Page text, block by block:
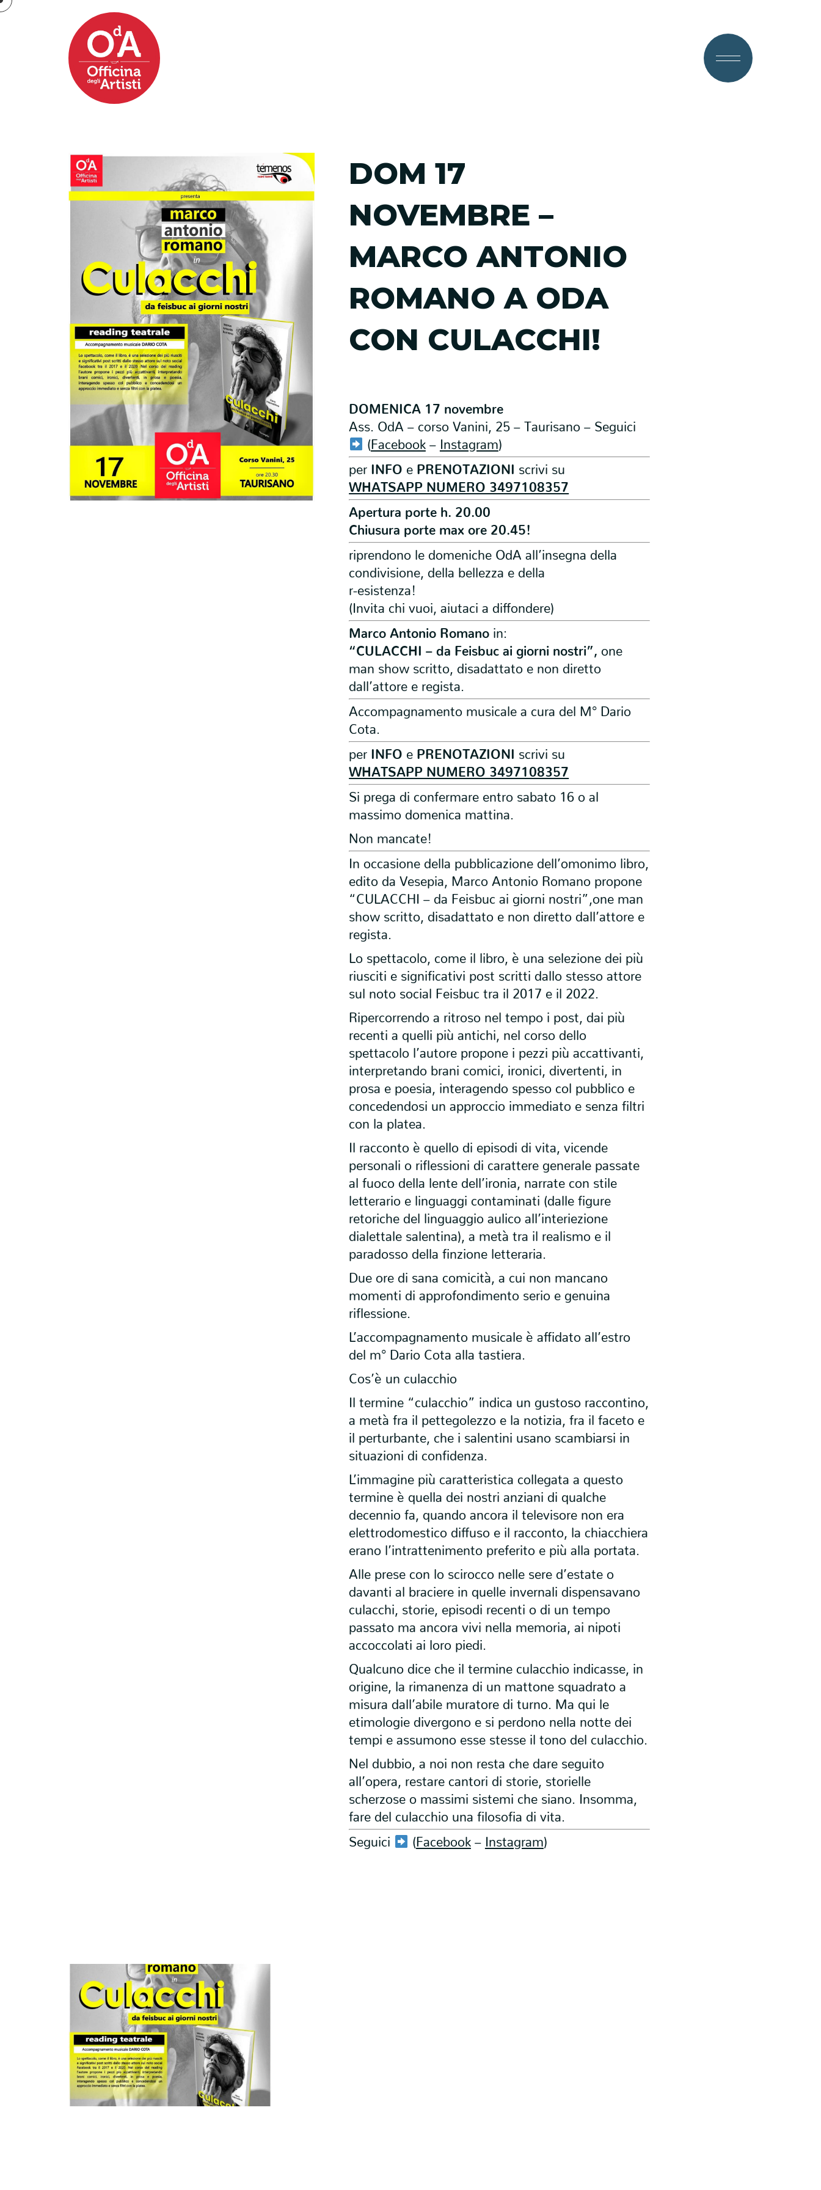
DOM 17
NOVEMBRE –
MARCO ANTONIO
ROMANO A ODA
CON CULACCHI!
DOMENICA 17 novembre
Ass. OdA – corso Vanini, 25 – Taurisano – Seguici
(Facebook– Instagram )
per INFO e PRENOTAZIONI scrivi su
WHATSAPP NUMERO 3497108357
Apertura porte h. 20.00
Chiusura porte max ore 20.45!
riprendono le domeniche OdA all’insegna della
condivisione, della bellezza e della
r-esistenza!
(Invita chi vuoi, aiutaci a diffondere)
Marco Antonio Romano in:
“CULACCHI – da Feisbuc ai giorni nostri”, one
man show scritto, disadattato e non diretto
dall’attore e regista.
Accompagnamento musicale a cura del M° Dario
Cota.
per INFO e PRENOTAZIONI scrivi su
WHATSAPP NUMERO 3497108357
Si prega di confermare entro sabato 16 o al
massimo domenica mattina.
Non mancate!
In occasione della pubblicazione dell’omonimo libro,
edito da Vesepia, Marco Antonio Romano propone
“CULACCHI – da Feisbuc ai giorni nostri”,one man
show scritto, disadattato e non diretto dall’attore e
regista.
Lo spettacolo, come il libro, è una selezione dei più
riusciti e significativi post scritti dallo stesso attore
sul noto social Feisbuc tra il 2017 e il 2022.
Ripercorrendo a ritroso nel tempo i post, dai più
recenti a quelli più antichi, nel corso dello
spettacolo l’autore propone i pezzi più accattivanti,
interpretando brani comici, ironici, divertenti, in
prosa e poesia, interagendo spesso col pubblico e
concedendosi un approccio immediato e senza filtri
con la platea.
Il racconto è quello di episodi di vita, vicende
personali o riflessioni di carattere generale passate
al fuoco della lente dell’ironia, narrate con stile
letterario e linguaggi contaminati (dalle figure
retoriche del linguaggio aulico all’interiezione
dialettale salentina), a metà tra il realismo e il
paradosso della finzione letteraria.
Due ore di sana comicità, a cui non mancano
momenti di approfondimento serio e genuina
riflessione.
L’accompagnamento musicale è affidato all’estro
del m° Dario Cota alla tastiera.
Cos’è un culacchio
Il termine “culacchio” indica un gustoso raccontino,
a metà fra il pettegolezzo e la notizia, fra il faceto e
il perturbante, che i salentini usano scambiarsi in
situazioni di confidenza.
L’immagine più caratteristica collegata a questo
termine è quella dei nostri anziani di qualche
decennio fa, quando ancora il televisore non era
elettrodomestico diffuso e il racconto, la chiacchiera
erano l’intrattenimento preferito e più alla portata.
Alle prese con lo scirocco nelle sere d’estate o
davanti al braciere in quelle invernali dispensavano
culacchi, storie, episodi recenti o di un tempo
passato ma ancora vivi nella memoria, ai nipoti
accoccolati ai loro piedi.
Qualcuno dice che il termine culacchio indicasse, in
origine, la rimanenza di un mattone squadrato a
misura dall’abile muratore di turno. Ma qui le
etimologie divergono e si perdono nella notte dei
tempi e assumono esse stesse il tono del culacchio.
Nel dubbio, a noi non resta che dare seguito
all’opera, restare cantori di storie, storielle
scherzose o massimi sistemi che siano. Insomma,
fare del culacchio una filosofia di vita.
Seguici (Facebook– Instagram )